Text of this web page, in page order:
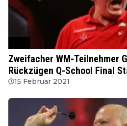
Zweifacher WM-Teilnehmer
Rückzügen Q-School Final
15 Februar 2021